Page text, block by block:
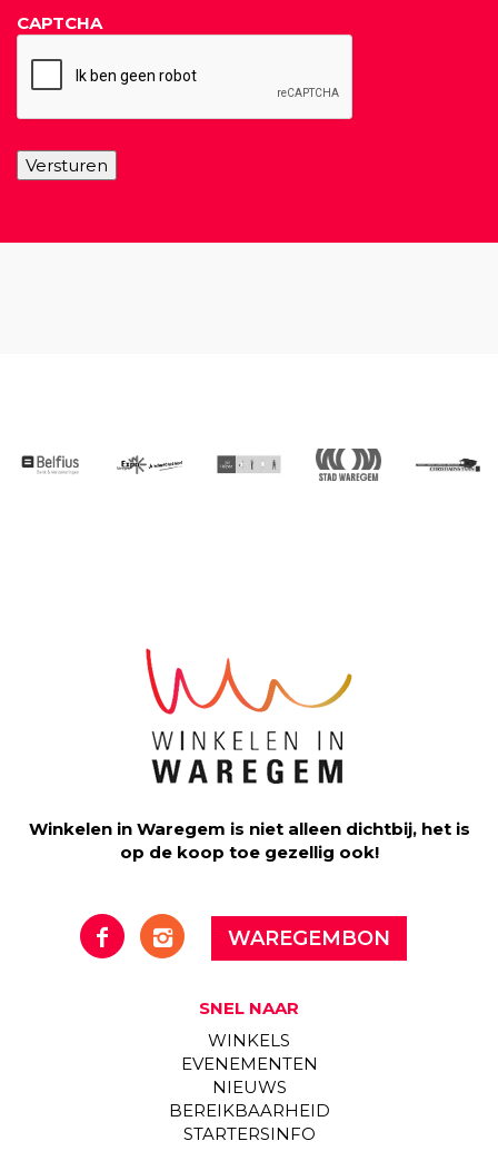
CAPTCHA
Versturen
Winkelen in Waregem is niet alleen dichtbij, het is
op de koop toe gezellig ook!
WAREGEMBON
SNEL NAAR
WINKELS
EVENEMENTEN
NIEUWS
BEREIKBAARHEID
STARTERSINFO